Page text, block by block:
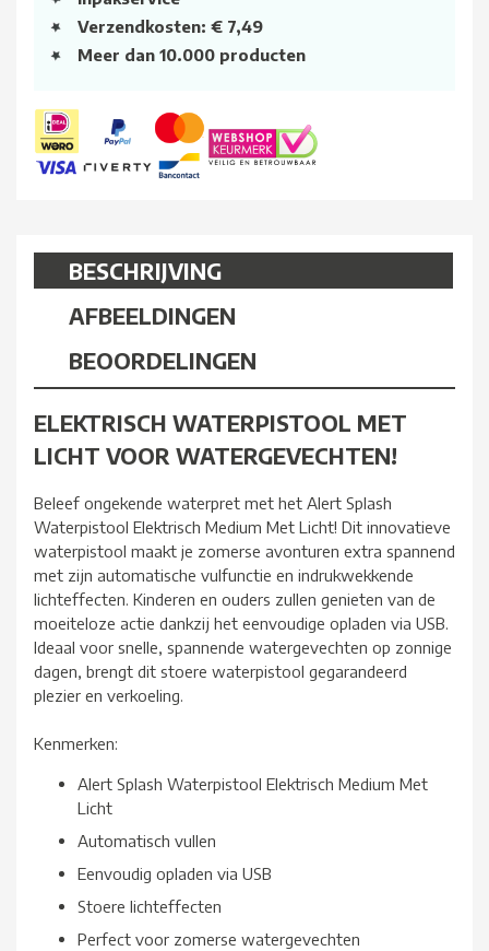
Verzendkosten: € 7,49
Meer dan 10.000 producten
BESCHRIJVING
AFBEELDINGEN
BEOORDELINGEN
ELEKTRISCH WATERPISTOOL MET
LICHT VOOR WATERGEVECHTEN!
Beleef ongekende waterpret met het Alert Splash
Waterpistool Elektrisch Medium Met Licht! Dit innovatieve
waterpistool maakt je zomerse avonturen extra spannend
met zijn automatische vulfunctie en indrukwekkende
lichteffecten. Kinderen en ouders zullen genieten van de
moeiteloze actie dankzij het eenvoudige opladen via USB.
Ideaal voor snelle, spannende watergevechten op zonnige
dagen, brengt dit stoere waterpistool gegarandeerd
plezier en verkoeling.
Kenmerken:
Alert Splash Waterpistool Elektrisch Medium Met
Licht
Automatisch vullen
Eenvoudig opladen via USB
Stoere lichteffecten
Perfect voor zomerse watergevechten